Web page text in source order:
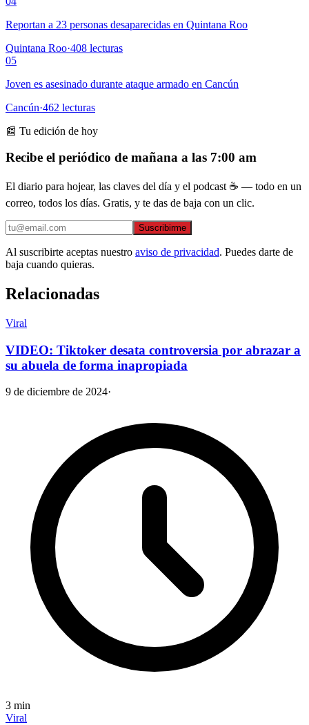
Reportan a 23 personas desaparecidas en Quintana Roo
Quintana Roo·408 lecturas
05
Joven es asesinado durante ataque armado en Cancún
Cancún·462 lecturas
📰 Tu edición de hoy
Recibe el periódico de mañana a las 7:00 am
El diario para hojear, las claves del día y el podcast ☕ — todo en un
correo, todos los días. Gratis, y te das de baja con un clic.
Suscribirme
Al suscribirte aceptas nuestro aviso de privacidad. Puedes darte de
baja cuando quieras.
Relacionadas
Viral
VIDEO: Tiktoker desata controversia por abrazar a
su abuela de forma inapropiada
9 de diciembre de 2024·
3 min
Viral